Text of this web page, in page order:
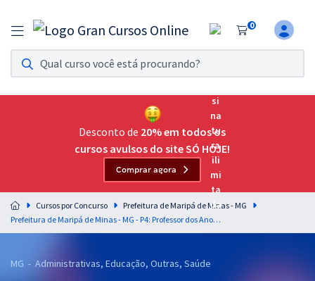
0
Assinatura Ilimitada 11
Acesso a todos os cursos. Teste grátis por 7 dias!
Assinatura OAB Até Passar
Acesso ilimitado a toda preparação para o Exame da
Residências Multiprofissionais
Preparação completa e intensiva para as principais
residências em saúde do Brasil
Desconto de 20% em todos os
cursos avulsos do site SÓ HOJE!
Comprar agora
Cursos por Concurso
Prefeitura de Maripá de Minas - MG
Prefeitura de Maripá de Minas - MG - P4: Professor dos Anos Finais do Ensino Fundamental e Educação de Jovens e Adultos - Professor(a) de Língua Inglesa
MG - Administrativas, Educação, Outras, Saúde